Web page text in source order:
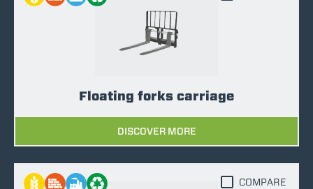
Floating forks carriage
DISCOVER MORE
COMPARE